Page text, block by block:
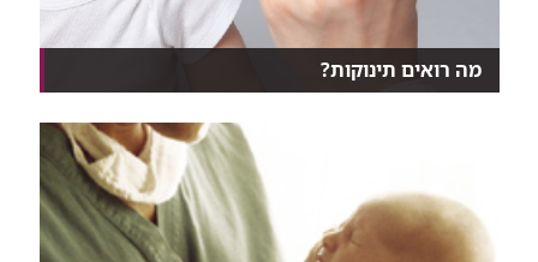
מה רואים תינוקות?
מה רואים תינוקות וילדים, האם מובייל מעל המיטה